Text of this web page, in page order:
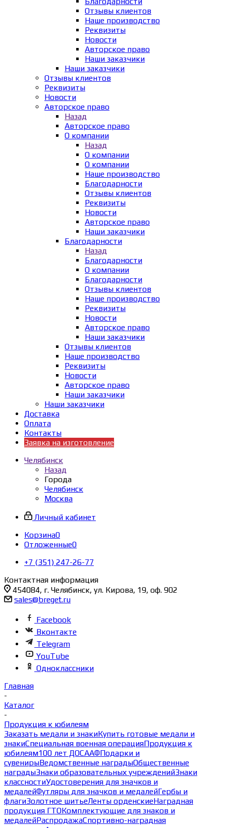
Отзывы клиентов
Наше производство
Реквизиты
Новости
Авторское право
Наши заказчики
Наши заказчики
Отзывы клиентов
Реквизиты
Новости
Авторское право
Назад
Авторское право
О компании
Назад
О компании
О компании
Наше производство
Благодарности
Отзывы клиентов
Реквизиты
Новости
Авторское право
Наши заказчики
Благодарности
Назад
Благодарности
О компании
Благодарности
Отзывы клиентов
Наше производство
Реквизиты
Новости
Авторское право
Наши заказчики
Отзывы клиентов
Наше производство
Реквизиты
Новости
Авторское право
Наши заказчики
Наши заказчики
Доставка
Оплата
Контакты
Заявка на изготовление
Челябинск
Назад
Города
Челябинск
Москва
Личный кабинет
Корзина0
Отложенные0
+7 (351) 247-26-77
Контактная информация
454084, г. Челябинск, ул. Кирова, 19, оф. 902
sales@breget.ru
Facebook
Вконтакте
Telegram
YouTube
Одноклассники
Главная
-
Каталог
-
Продукция к юбилеям
Заказать медали и знакиКупить готовые медали и
знакиСпециальная военная операцияПродукция к
юбилеям100 лет ДОСААФПодарки и
сувенирыВедомственные наградыОбщественные
наградыЗнаки образовательных учрежденийЗнаки
классностиУдостоверения для значков и
медалейФутляры для значков и медалейГербы и
флагиЗолотное шитьеЛенты орденскиеНаградная
продукция ГТОКомплектующие для знаков и
медалейРаспродажаСпортивно-наградная